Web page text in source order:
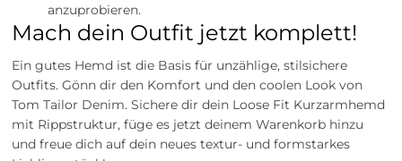
anzuprobieren.
Mach dein Outfit jetzt komplett!
Ein gutes Hemd ist die Basis für unzählige, stilsichere
Outfits. Gönn dir den Komfort und den coolen Look von
Tom Tailor Denim. Sichere dir dein Loose Fit Kurzarmhemd
mit Rippstruktur, füge es jetzt deinem Warenkorb hinzu
und freue dich auf dein neues textur- und formstarkes